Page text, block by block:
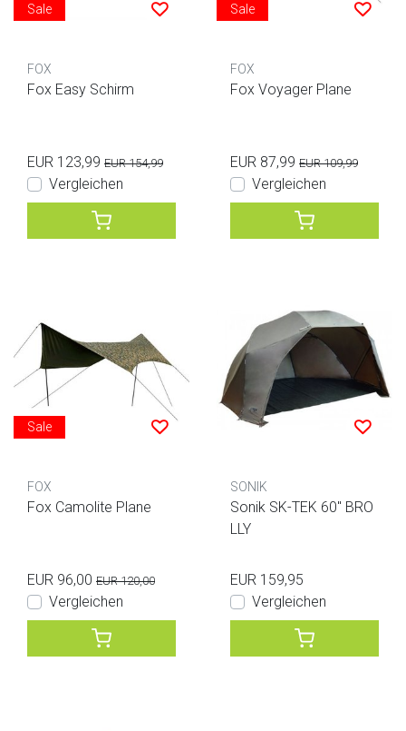
Sale
FOX
Fox Easy Schirm
EUR 123,99 EUR 154,99
Vergleichen
Sale
FOX
Fox Voyager Plane
EUR 87,99 EUR 109,99
Vergleichen
Sale
FOX
Fox Camolite Plane
EUR 96,00 EUR 120,00
Vergleichen
SONIK
Sonik SK-TEK 60" BRO
LLY
EUR 159,95
Vergleichen